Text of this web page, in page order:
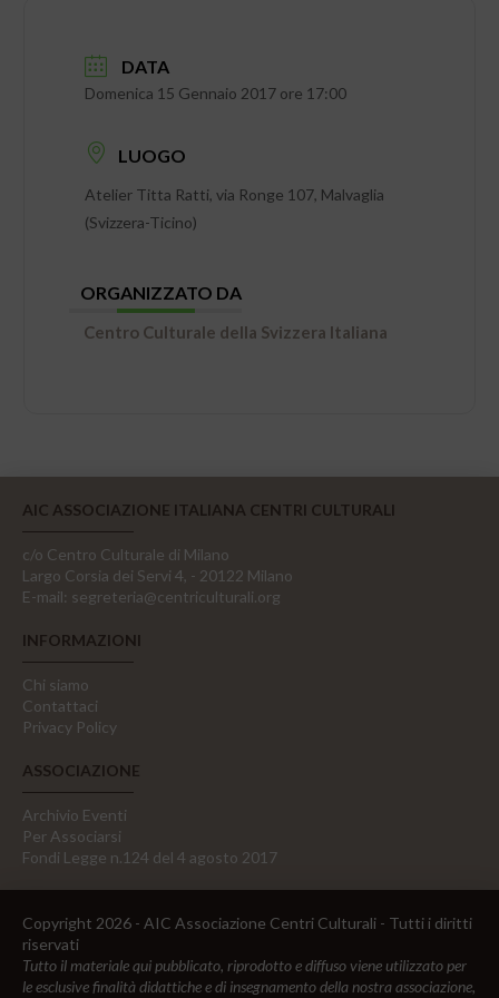
DATA
Domenica 15 Gennaio 2017 ore 17:00
LUOGO
Atelier Titta Ratti, via Ronge 107, Malvaglia
(Svizzera-Ticino)
ORGANIZZATO DA
Centro Culturale della Svizzera Italiana
AIC ASSOCIAZIONE ITALIANA CENTRI CULTURALI
c/o Centro Culturale di Milano
Largo Corsia dei Servi 4, - 20122 Milano
E-mail: segreteria@centriculturali.org
INFORMAZIONI
Chi siamo
Contattaci
Privacy Policy
ASSOCIAZIONE
Archivio Eventi
Per Associarsi
Fondi Legge n.124 del 4 agosto 2017
Copyright 2026 - AIC Associazione Centri Culturali - Tutti i diritti
riservati
Tutto il materiale qui pubblicato, riprodotto e diffuso viene utilizzato per
le esclusive finalità didattiche e di insegnamento della nostra associazione,